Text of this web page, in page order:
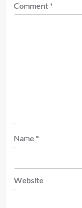
Comment *
Name *
Website